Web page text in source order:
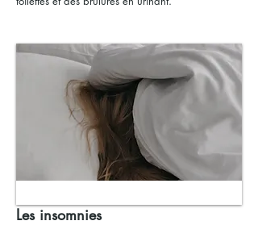
Les insomnies